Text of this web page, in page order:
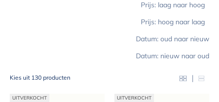
Prijs: laag naar hoog
Prijs: hoog naar laag
Datum: oud naar nieuw
Datum: nieuw naar oud
Kies uit 130 producten |
UITVERKOCHT UITVERKOCHT